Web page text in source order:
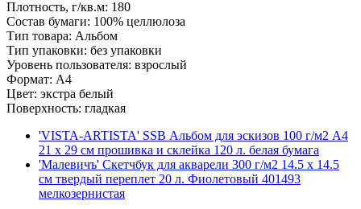
Плотность, г/кв.м: 180
Состав бумаги: 100% целлюлоза
Тип товара: Альбом
Тип упаковки: без упаковки
Уровень пользователя: взрослый
Формат: A4
Цвет: экстра белый
Поверхность: гладкая
'VISTA-ARTISTA' SSB Альбом для эскизов 100 г/м2 A4
21 х 29 см прошивка и склейка 120 л. белая бумага
'Малевичъ' Скетчбук для акварели 300 г/м2 14.5 х 14.5
см твердый переплет 20 л. Фиолетовый 401493
мелкозернистая